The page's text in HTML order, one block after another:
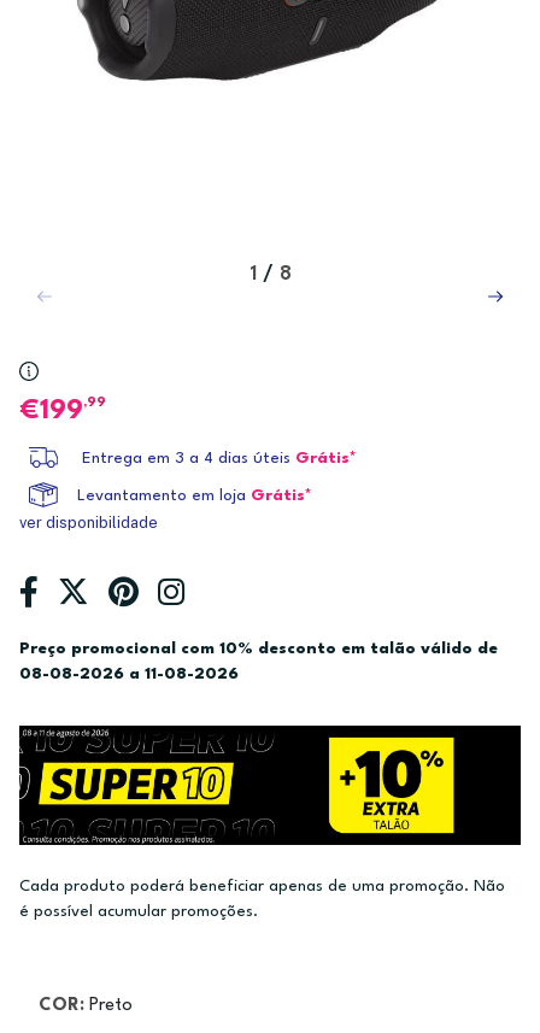
1 / 8
199,99
Entrega em 3 a 4 dias úteis Grátis*
Levantamento em loja Grátis*
ver disponibilidade
Preço promocional com 10% desconto em talão válido de
08-08-2026 a 11-08-2026
Cada produto poderá beneficiar apenas de uma promoção. Não
é possível acumular promoções.
COR: Preto